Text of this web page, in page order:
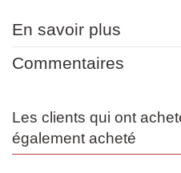
En savoir plus
Commentaires
Les clients qui ont
également acheté